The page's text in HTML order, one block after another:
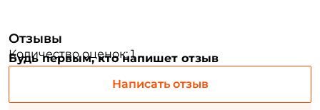
Отзывы
Количество оценок: 1
Будь первым, кто напишет отзыв
Написать отзыв
Номер телефона: *
Придумайте пароль: *